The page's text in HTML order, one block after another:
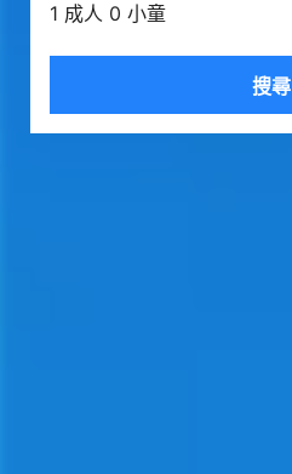
1 成人 0 小童
搜尋